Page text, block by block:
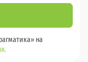
на